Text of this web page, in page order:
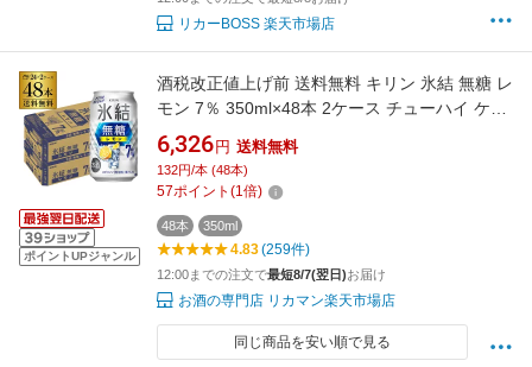
リカーBOSS 楽天市場店
ポイントUPジャンル
酒税改正値上げ前 送料無料 キリン 氷結 無糖 レ
モン 7％ 350ml×48本 2ケース チューハイ ケー
ス 詰め合わせ サワー 無糖レモン レモンサワー
KIRIN AIB
6,326 円 送料無料
132円/本 (48本)
57ポイント (1倍)
48本 350ml
4.83(259件)
12:00までの注文で最短8/7(翌日)お届け
お酒の専門店 リカマン楽天市場店
同じ商品を安い順で見る